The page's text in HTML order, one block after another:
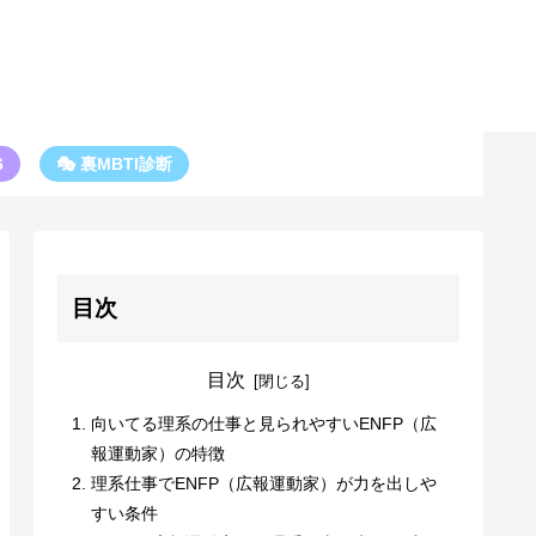
🎭 裏MBTI診断
目次
目次
向いてる理系の仕事と見られやすいENFP（広
報運動家）の特徴
理系仕事でENFP（広報運動家）が力を出しや
すい条件